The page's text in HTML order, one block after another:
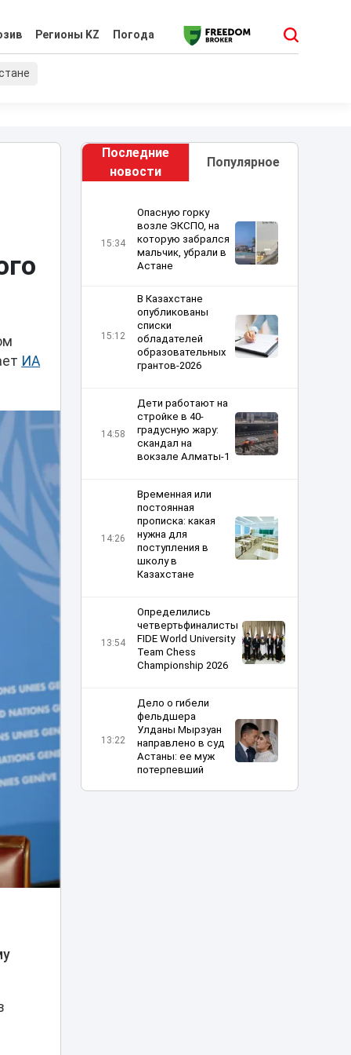
Регионы KZ Погода
ИА
Последние
новости
Популярное
15:34
Опасную горку
возле ЭКСПО, на
которую забрался
мальчик, убрали в
Астане
15:12
В Казахстане
опубликованы
списки
обладателей
образовательных
грантов-2026
14:58
Дети работают на
стройке в 40-
градусную жару:
скандал на
вокзале Алматы-1
14:26
Временная или
постоянная
прописка: какая
нужна для
поступления в
школу в
Казахстане
13:54
Определились
четвертьфиналисты
FIDE World University
Team Chess
Championship 2026
13:22
Дело о гибели
фельдшера
Улданы Мырзуан
направлено в суд
Астаны: ее муж
потерпевший